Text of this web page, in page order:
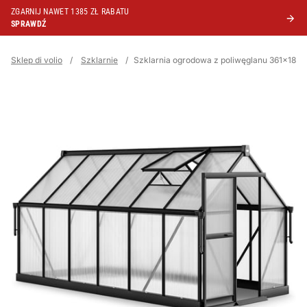
ZGARNIJ NAWET 1385 ZŁ RABATU
SPRAWDŹ
Sklep di volio / Szklarnie / Szklarnia ogrodowa z poliwęglanu